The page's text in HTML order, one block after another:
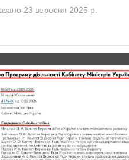
23 вересня 2025 р.